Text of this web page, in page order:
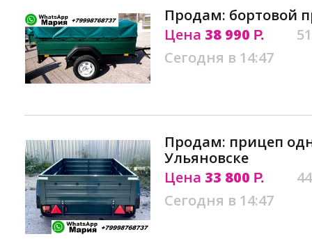
Продам: бортовой
Цена 38 990 Р.
Сегодня в 14:47
Продам: прицеп
Ульяновске
Цена 33 800 Р.
Сегодня в 14:47